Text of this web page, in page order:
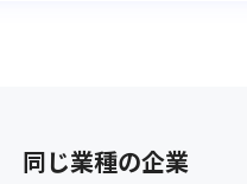
同じ業種の企業